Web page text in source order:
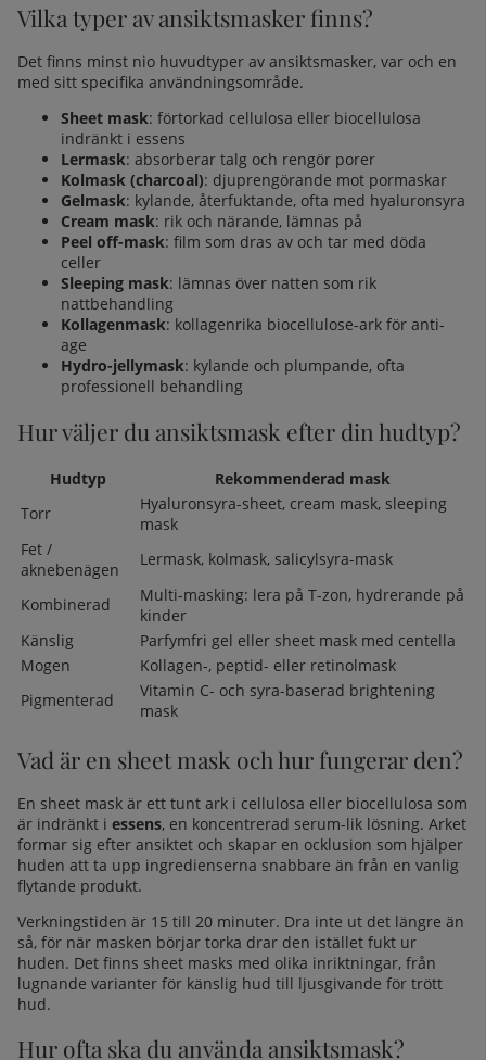
Vilka typer av ansiktsmasker finns?
Det finns minst nio huvudtyper av ansiktsmasker, var och en
med sitt specifika användningsområde.
Sheet mask: förtorkad cellulosa eller biocellulosa
indränkt i essens
Lermask: absorberar talg och rengör porer
Kolmask (charcoal): djuprengörande mot pormaskar
Gelmask: kylande, återfuktande, ofta med hyaluronsyra
Cream mask: rik och närande, lämnas på
Peel off-mask: film som dras av och tar med döda
celler
Sleeping mask: lämnas över natten som rik
nattbehandling
Kollagenmask: kollagenrika biocellulose-ark för anti-
age
Hydro-jellymask: kylande och plumpande, ofta
professionell behandling
Hur väljer du ansiktsmask efter din hudtyp?
Hudtyp
Rekommenderad mask
Torr
Hyaluronsyra-sheet, cream mask, sleeping
mask
Fet /
aknebenägen
Lermask, kolmask, salicylsyra-mask
Kombinerad
Multi-masking: lera på T-zon, hydrerande på
kinder
Känslig
Parfymfri gel eller sheet mask med centella
Mogen
Kollagen-, peptid- eller retinolmask
Pigmenterad
Vitamin C- och syra-baserad brightening
mask
Vad är en sheet mask och hur fungerar den?
En sheet mask är ett tunt ark i cellulosa eller biocellulosa som
är indränkt i essens, en koncentrerad serum-lik lösning. Arket
formar sig efter ansiktet och skapar en ocklusion som hjälper
huden att ta upp ingredienserna snabbare än från en vanlig
flytande produkt.
Verkningstiden är 15 till 20 minuter. Dra inte ut det längre än
så, för när masken börjar torka drar den istället fukt ur
huden. Det finns sheet masks med olika inriktningar, från
lugnande varianter för känslig hud till ljusgivande för trött
hud.
Hur ofta ska du använda ansiktsmask?